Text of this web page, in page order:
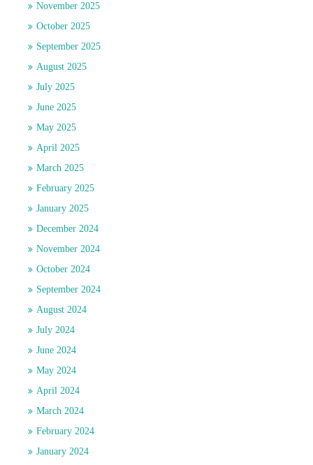
November 2025
October 2025
September 2025
August 2025
July 2025
June 2025
May 2025
April 2025
March 2025
February 2025
January 2025
December 2024
November 2024
October 2024
September 2024
August 2024
July 2024
June 2024
May 2024
April 2024
March 2024
February 2024
January 2024